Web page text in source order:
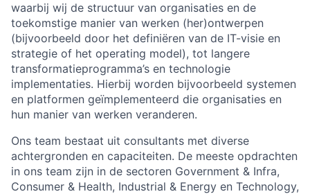
waarbij wij de structuur van organisaties en de
toekomstige manier van werken (her)ontwerpen
(bijvoorbeeld door het definiëren van de IT-visie en
strategie of het operating model), tot langere
transformatieprogramma’s en technologie
implementaties. Hierbij worden bijvoorbeeld systemen
en platformen geïmplementeerd die organisaties en
hun manier van werken veranderen.
Ons team bestaat uit consultants met diverse
achtergronden en capaciteiten. De meeste opdrachten
in ons team zijn in de sectoren Government & Infra,
Consumer & Health, Industrial & Energy en Technology,